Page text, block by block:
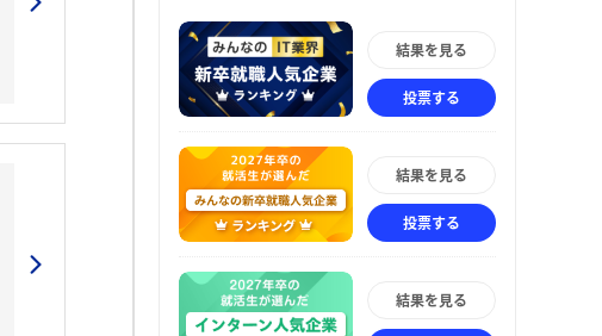
結果を見る
投票する
結果を見る
投票する
結果を見る